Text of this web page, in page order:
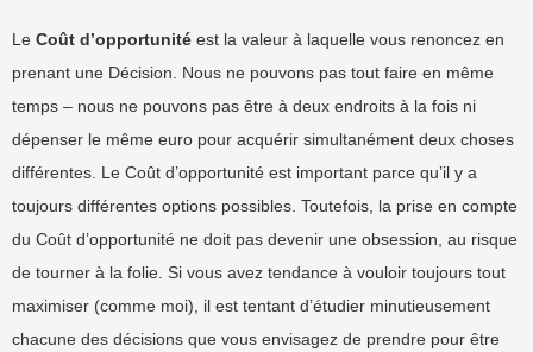
Le Coût d’opportunité est la valeur à laquelle vous renoncez en
prenant une Décision. Nous ne pouvons pas tout faire en même
temps – nous ne pouvons pas être à deux endroits à la fois ni
dépenser le même euro pour acquérir simultanément deux choses
différentes. Le Coût d’opportunité est important parce qu’il y a
toujours différentes options possibles. Toutefois, la prise en compte
du Coût d’opportunité ne doit pas devenir une obsession, au risque
de tourner à la folie. Si vous avez tendance à vouloir toujours tout
maximiser (comme moi), il est tentant d’étudier minutieusement
chacune des décisions que vous envisagez de prendre pour être